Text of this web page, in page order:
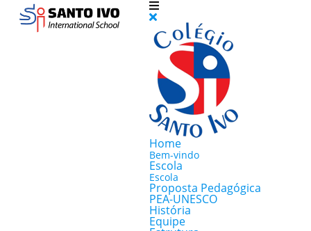
Home
Bem-vindo
Escola
Escola
Proposta Pedagógica
PEA-UNESCO
História
Equipe